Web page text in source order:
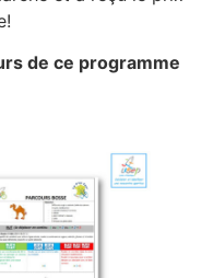
de ce programme